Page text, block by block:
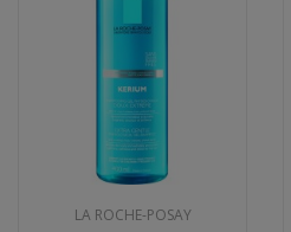
LA ROCHE-POSAY